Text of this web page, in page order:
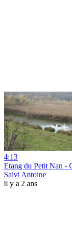
4:13
Etang du Petit Nan -
Salvi Antoine
il y a 2 ans